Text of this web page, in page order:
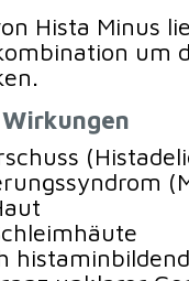
Hista Minus
um